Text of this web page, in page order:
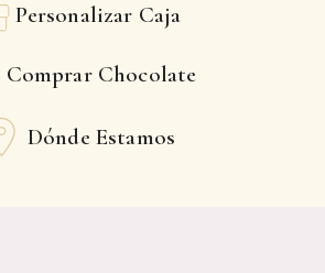
Personalizar Caja
Comprar Chocolate
Dónde Estamos